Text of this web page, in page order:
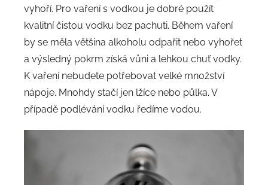
vyhoří. Pro vaření s vodkou je dobré použít
kvalitní čistou vodku bez pachuti. Během vaření
by se měla většina alkoholu odpařit nebo vyhořet
a výsledný pokrm získá vůni a lehkou chuť vodky.
K vaření nebudete potřebovat velké množství
nápoje. Mnohdy stačí jen lžíce nebo půlka. V
případě podlévání vodku ředíme vodou.